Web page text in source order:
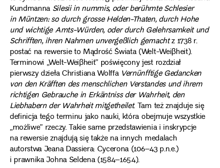
Kundmanna Silesii in nummis, oder berühmte Schlesier
in Müntzen: so durch grosse Helden-Thaten, durch Hohe
und wichtige Amts-Würden, oder durch Gelehrsamkeit und
Schrifften, ihren Nahmen unvergeßlich gemachtz 1738 r.
postać na rewersie to Mądrość Świata (Welt-Weiβheit).
Terminowi „Welt-Weiβheit” poświęcony jest rozdział
pierwszy dzieła Christiana Wolffa Vernünfftige Gedancken
von den Kräfften des menschlichen Verstandes und ihrem
richtigen Gebrauche in Erkäntniss der Wahrheit, den
Liebhabern der Wahrheit mitgetheilet. Tam też znajduje się
definicja tego terminu jako nauki, która obejmuje wszystkie
„możliwe” rzeczy. Takie same przedstawienia i inskrypcje
na rewersie znajdują się także na innych medalach
autorstwa Jeana Dassiera: Cycerona (106–43 p.n.e.)
i prawnika Johna Seldena (1584–1654).